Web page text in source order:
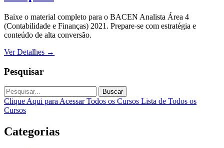
Baixe o material completo para o BACEN Analista Área 4
(Contabilidade e Finanças) 2021. Prepare-se com estratégia e
conteúdo de alta conversão.
Ver Detalhes →
Pesquisar
Buscar
Clique Aqui para Acessar Todos os Cursos Lista de Todos os
Cursos
Categorias